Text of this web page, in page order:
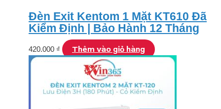
Đèn Exit Kentom 1 Mặt KT610 Đã
Kiểm Định | Bảo Hành 12 Tháng
420.000 ₫ Thêm vào giỏ hàng